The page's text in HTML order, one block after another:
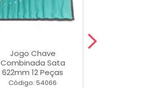
Jogo Chave
Combinada Sata
622mm 12 Peças
Código: 54066